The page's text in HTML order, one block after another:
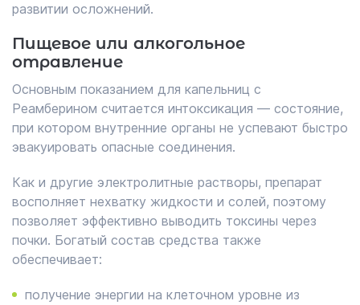
развитии осложнений.
Пищевое или алкогольное
отравление
Основным показанием для капельниц с
Реамберином считается интоксикация — состояние,
при котором внутренние органы не успевают быстро
эвакуировать опасные соединения.
Как и другие электролитные растворы, препарат
восполняет нехватку жидкости и солей, поэтому
позволяет эффективно выводить токсины через
почки. Богатый состав средства также
обеспечивает:
получение энергии на клеточном уровне из